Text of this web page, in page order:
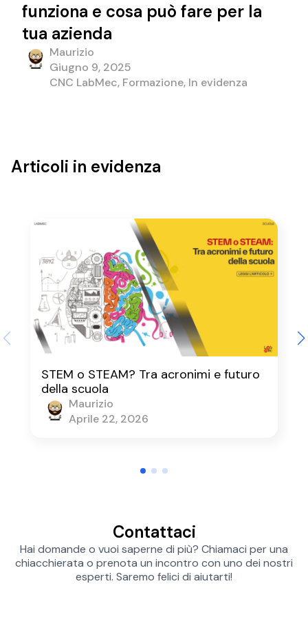
funziona e cosa può fare per la
tua azienda
Maurizio
Giugno 9, 2025
CNC LabMec, Formazione, In evidenza
Articoli in evidenza
STEM o STEAM? Tra acronimi e futuro
della scuola
Maurizio
Aprile 22, 2026
Contattaci
Hai domande o vuoi saperne di più? Chiamaci per una
chiacchierata o prenota un incontro con uno dei nostri
esperti. Saremo felici di aiutarti!